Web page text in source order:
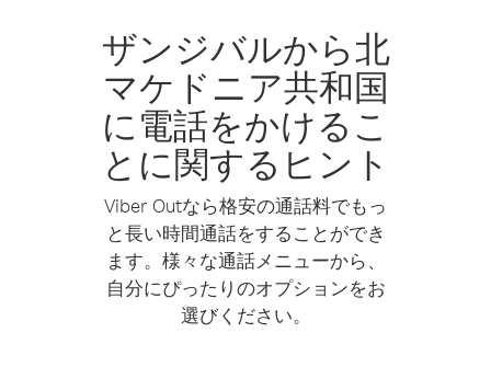
ザンジバルから北
マケドニア共和国
に電話をかけるこ
とに関するヒント
Viber Outなら格安の通話料でもっ
と長い時間通話をすることができ
ます。様々な通話メニューから、
自分にぴったりのオプションをお
選びください。